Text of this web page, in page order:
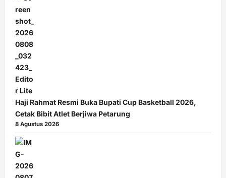
Haji Rahmat Resmi Buka Bupati Cup Basketball 2026,
Cetak Bibit Atlet Berjiwa Petarung
8 Agustus 2026